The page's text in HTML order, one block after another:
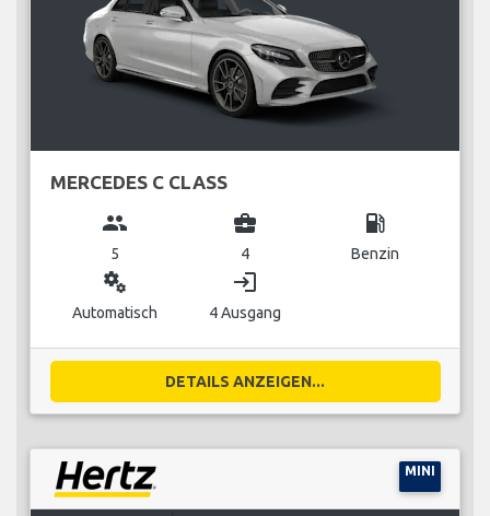
MERCEDES C CLASS
group
5
business_center
4
local_gas_station
Benzin
miscellaneous_services
Automatisch
login
4 Ausgang
DETAILS ANZEIGEN...
MINI